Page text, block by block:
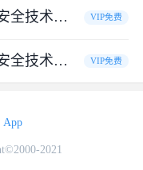
混凝土梁桥构件堆放与运输安全技术交底. VIP免费
混凝土梁桥构件堆放与运输安全技术交底 VIP免费
App
2021